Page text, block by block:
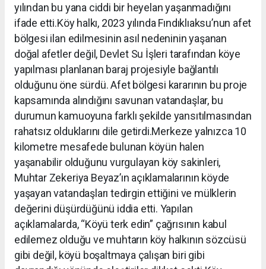
yılından bu yana ciddi bir heyelan yaşanmadığını
ifade etti.Köy halkı, 2023 yılında Fındıklıaksu’nun afet
bölgesi ilan edilmesinin asıl nedeninin yaşanan
doğal afetler değil, Devlet Su İşleri tarafından köye
yapılması planlanan baraj projesiyle bağlantılı
olduğunu öne sürdü. Afet bölgesi kararının bu proje
kapsamında alındığını savunan vatandaşlar, bu
durumun kamuoyuna farklı şekilde yansıtılmasından
rahatsız olduklarını dile getirdi.Merkeze yalnızca 10
kilometre mesafede bulunan köyün halen
yaşanabilir olduğunu vurgulayan köy sakinleri,
Muhtar Zekeriya Beyaz’ın açıklamalarının köyde
yaşayan vatandaşları tedirgin ettiğini ve mülklerin
değerini düşürdüğünü iddia etti. Yapılan
açıklamalarda, “Köyü terk edin” çağrısının kabul
edilemez olduğu ve muhtarın köy halkının sözcüsü
gibi değil, köyü boşaltmaya çalışan biri gibi